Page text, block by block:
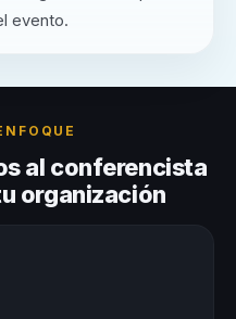
evento.
al conferencista
organización